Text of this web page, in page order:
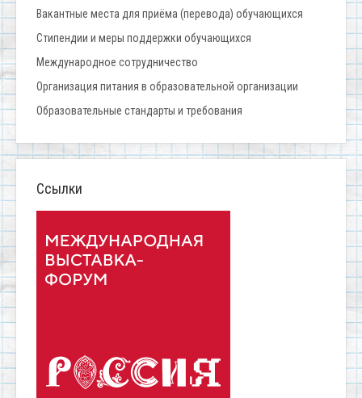
Вакантные места для приёма (перевода) обучающихся
Стипендии и меры поддержки обучающихся
Международное сотрудничество
Организация питания в образовательной организации
Образовательные стандарты и требования
Ссылки